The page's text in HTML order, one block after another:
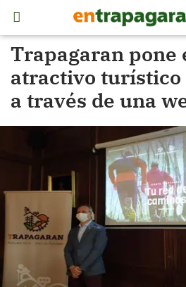
Trapagaran pone
atractivo turístico
a través de una